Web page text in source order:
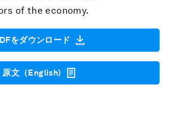
of the economy.
をダウンロード
原文（English)